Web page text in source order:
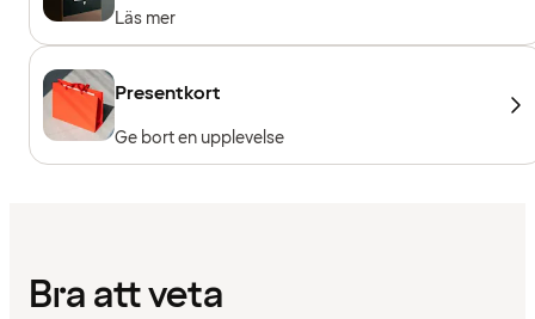
Läs mer
Presentkort
Ge bort en upplevelse
Bra att veta